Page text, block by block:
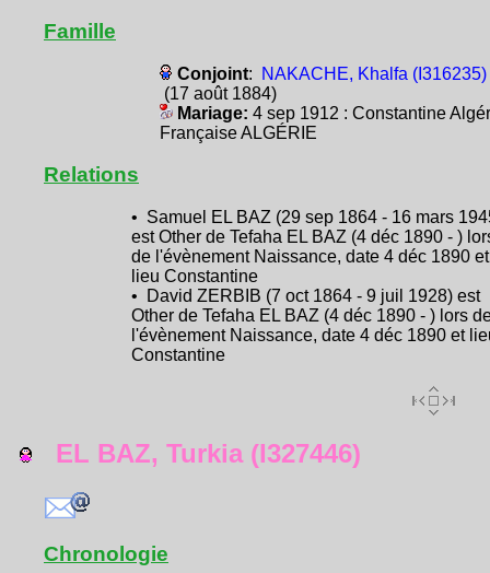
Famille
Conjoint:
NAKACHE, Khalfa (I316235)
(17 août 1884)
Mariage: 4 sep 1912 : Constantine
Française ALGÉRIE
Relations
• Samuel EL BAZ (29 sep 1864 - 16 mars
est Other de Tefaha EL BAZ (4 déc 1890 - )
de l'évènement Naissance, date 4 déc 1890 et
lieu Constantine
• David ZERBIB (7 oct 1864 - 9 juil 1928) est
Other de Tefaha EL BAZ (4 déc 1890 - ) lors
l'évènement Naissance, date 4 déc 1890 et
Constantine
EL BAZ, Turkia (I327446)
Chronologie